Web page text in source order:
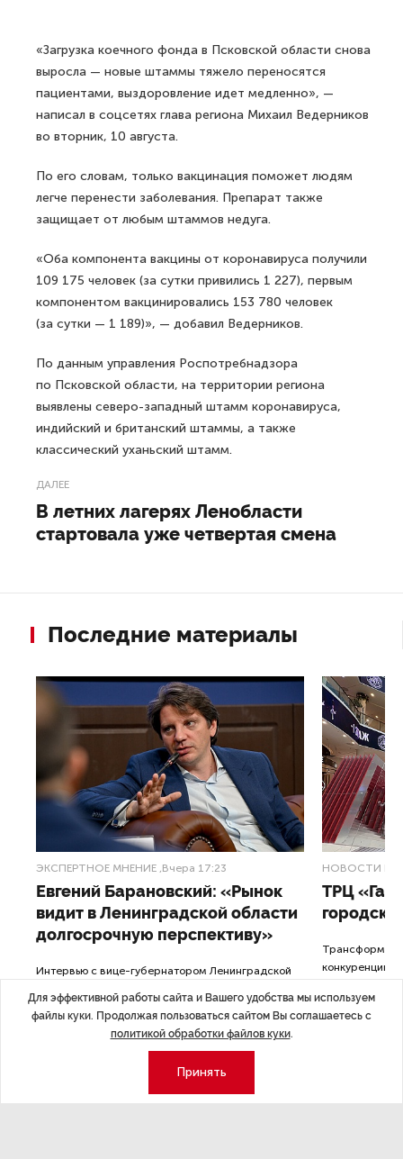
«Загрузка коечного фонда в Псковской области снова
выросла — новые штаммы тяжело переносятся
пациентами, выздоровление идет медленно», —
написал в соцсетях глава региона Михаил Ведерников
во вторник, 10 августа.
По его словам, только вакцинация поможет людям
легче перенести заболевания. Препарат также
защищает от любым штаммов недуга.
«Оба компонента вакцины от коронавируса получили
109 175 человек (за сутки привились 1 227), первым
компонентом вакцинировались 153 780 человек
(за сутки — 1 189)», — добавил Ведерников.
По данным управления Роспотребнадзора
по Псковской области, на территории региона
выявлены северо-западный штамм коронавируса,
индийский и британский штаммы, а также
классический уханьский штамм.
ДАЛЕЕ
В летних лагерях Ленобласти
стартовала уже четвертая смена
Последние материалы
ЭКСПЕРТНОЕ МНЕНИЕ ,Вчера 17:23
Евгений Барановский: «Рынок
видит в Ленинградской области
долгосрочную перспективу»
Интервью с вице-губернатором Ленинградской
НОВОСТИ
ТРЦ
конкуренции
Для эффективной работы сайта и Вашего удобства мы используем
файлы куки. Продолжая пользоваться сайтом Вы соглашаетесь с
политикой обработки файлов куки.
Принять